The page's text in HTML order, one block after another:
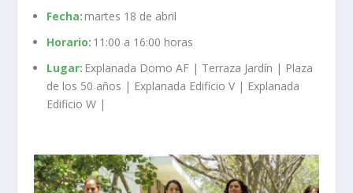
Fecha: martes 18 de abril
Horario: 11:00 a 16:00 horas
Lugar: Explanada Domo AF | Terraza Jardín | Plaza
de los 50 años | Explanada Edificio V | Explanada
Edificio W |